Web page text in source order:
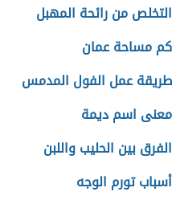
التخلص من رائحة المهبل
كم مساحة عمان
طريقة عمل الفول المدمس
معنى اسم ديمة
الفرق بين الحليب واللبن
أسباب تورم الوجه